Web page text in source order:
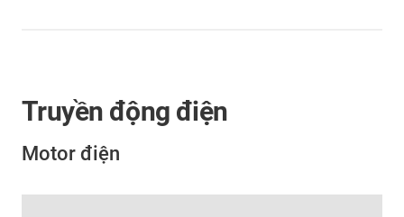
Truyền động điện
Motor điện